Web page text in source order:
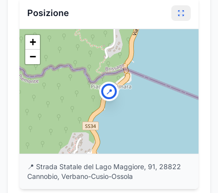
Posizione
📍
+
−
📍 Strada Statale del Lago Maggiore, 91, 28822
Cannobio, Verbano-Cusio-Ossola